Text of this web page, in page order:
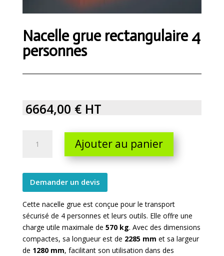
Nacelle grue rectangulaire 4
personnes
6664,00 € HT
personnes
quantity
Ajouter au panier
Demander un devis
Cette nacelle grue est conçue pour le transport
sécurisé de 4 personnes et leurs outils. Elle offre une
charge utile maximale de 570 kg. Avec des dimensions
compactes, sa longueur est de 2285 mm et sa largeur
de 1280 mm, facilitant son utilisation dans des